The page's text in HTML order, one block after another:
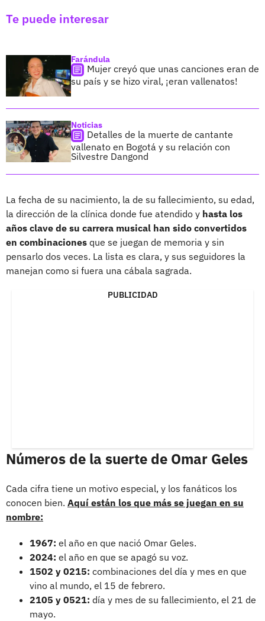
Te puede interesar
Farándula
Mujer creyó que unas canciones eran de
su país y se hizo viral, ¡eran vallenatos!
Noticias
Detalles de la muerte de cantante
vallenato en Bogotá y su relación con
Silvestre Dangond
La fecha de su nacimiento, la de su fallecimiento, su edad,
la dirección de la clínica donde fue atendido y hasta los
años clave de su carrera musical han sido convertidos
en combinaciones que se juegan de memoria y sin
pensarlo dos veces. La lista es clara, y sus seguidores la
manejan como si fuera una cábala sagrada.
PUBLICIDAD
Números de la suerte de Omar Geles
Cada cifra tiene un motivo especial, y los fanáticos los
conocen bien. Aquí están los que más se juegan en su
nombre:
1967: el año en que nació Omar Geles.
2024: el año en que se apagó su voz.
1502 y 0215: combinaciones del día y mes en que
vino al mundo, el 15 de febrero.
2105 y 0521: día y mes de su fallecimiento, el 21 de
mayo.